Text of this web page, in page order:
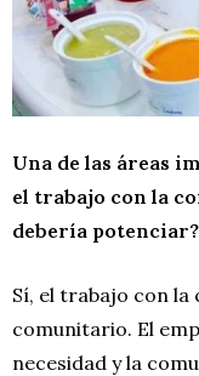
Una de las áreas
el trabajo con la
debería potenciar?
Sí, el trabajo con
comunitario. El
necesidad y la